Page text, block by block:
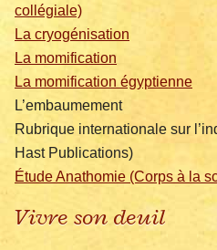
collégiale)
La cryogénisation
La momification
La momification égyptienne
L’embaumement
Rubrique internationale sur
Hast Publications)
Étude Anathomie (Corps à la
Vivre son deuil